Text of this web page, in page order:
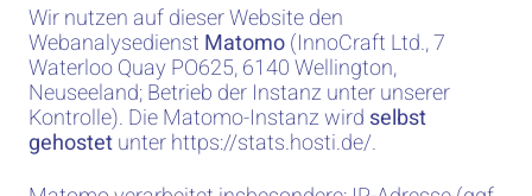
Wir nutzen auf dieser Website den
Webanalysedienst Matomo(InnoCraft Ltd., 7
Waterloo Quay PO625, 6140 Wellington,
Neuseeland; Betrieb der Instanz unter unserer
Kontrolle). Die Matomo-Instanz wird selbst
gehostetunterhttps://stats.hosti.de/.